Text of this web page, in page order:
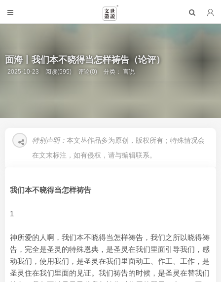
面海丨我们本不晓得当怎样祷告（论评）
2025-10-23 阅读(595) 评论(0) 分类：言说
特别声明： 本文丛作品多为原创，版权所有；特殊情况会
在文末标注，如有侵权，请与编辑联系。
我们本不晓得当怎样祷告
1
神所爱的人啊，我们本不晓得当怎样祷告，我们之所以晓得祷
告，完全是圣灵的特殊恩典，是圣灵在我们里面引导我们，感
动我们，使用我们，是圣灵在我们里面动工、作工、工作，是
圣灵住在我们里面的见证。我们祷告的时候，是圣灵在替我们